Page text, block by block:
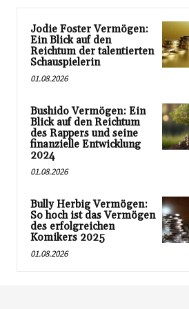
Jodie Foster Vermögen:
Ein Blick auf den
Reichtum der talentierten
Schauspielerin
01.08.2026
Bushido Vermögen: Ein
Blick auf den Reichtum
des Rappers und seine
finanzielle Entwicklung
2024
01.08.2026
Bully Herbig Vermögen:
So hoch ist das Vermögen
des erfolgreichen
Komikers 2025
01.08.2026